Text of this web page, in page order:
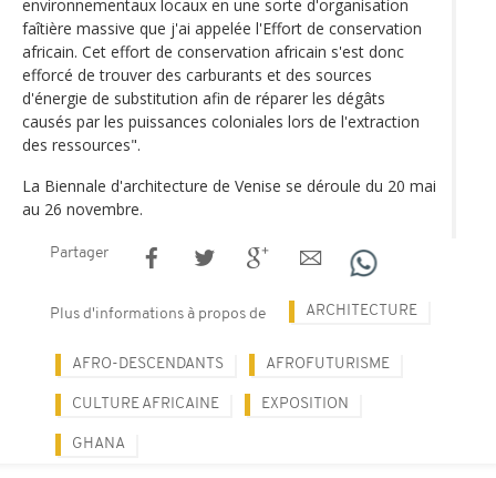
environnementaux locaux en une sorte d'organisation
faîtière massive que j'ai appelée l'Effort de conservation
africain. Cet effort de conservation africain s'est donc
efforcé de trouver des carburants et des sources
d'énergie de substitution afin de réparer les dégâts
causés par les puissances coloniales lors de l'extraction
des ressources".
La Biennale d'architecture de Venise se déroule du 20 mai
au 26 novembre.
Partager
Plus d'informations à propos de ARCHITECTURE
AFRO-DESCENDANTS AFROFUTURISME
CULTURE AFRICAINE EXPOSITION
GHANA